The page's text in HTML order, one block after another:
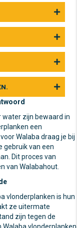
water zijn bewaard in
een
Walaba draag je bij
gebruik van een
Dit proces van
van Walabahout.
vlonderplanken is hun
ze uitermate
zijn tegen de